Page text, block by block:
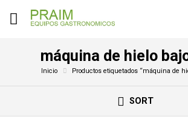
máquina de hielo
Inicio Productos etiquetados “máquina de
SORT